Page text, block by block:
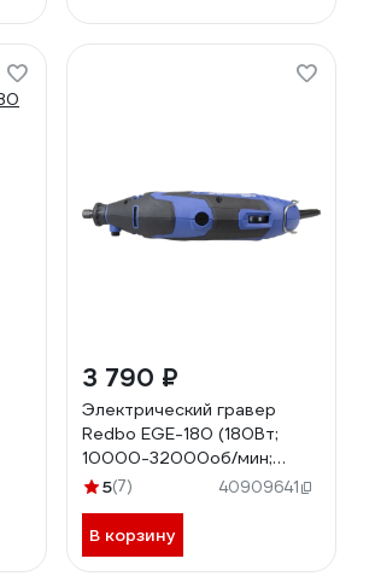
3 790 ₽
Электрический гравер
Redbo EGE-180 (180Вт;
10000-32000об/мин;
3,2мм) 40347
5(7) 40909641
В корзину